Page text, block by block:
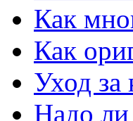
Как
Как
Уход
Надо ли